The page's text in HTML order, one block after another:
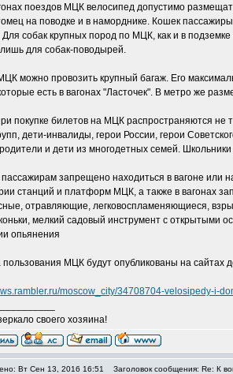
поездов МЦК велосипед допустимо
на поводке и в наморднике. Кошек
Для собак крупных пород по МЦК, как и в
для собак-поводырей.
можно провозить крупный багаж. Его
есть в вагонах "Ласточек". В метро же
покупке билетов на МЦК распространяются не
дети-инвалиды, герои России, герои
и дети из многодетных семей. Школьники
запрещено находиться в вагоне или
станций и платформ МЦК, а также в вагонах
отравляющие, легковоспламеняющиеся,
мелкий садовый инструмент с открытыми
опьянения
пользования МЦК будут опубликованы на сайтах
moscow_city/34708704-velosipedy-i-
своего хозяина!
Вт Сен 13, 2016 16:51 Заголовок сообщения: Re: К